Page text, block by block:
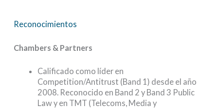
Reconocimientos
Chambers & Partners
Calificado como líder en
Competition/Antitrust (Band 1) desde el año
2008. Reconocido en Band 2 y Band 3 Public
Law y en TMT (Telecoms, Media y